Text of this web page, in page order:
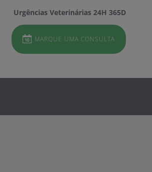
Urgências Veterinárias 24H 365D
MARQUE UMA CONSULTA